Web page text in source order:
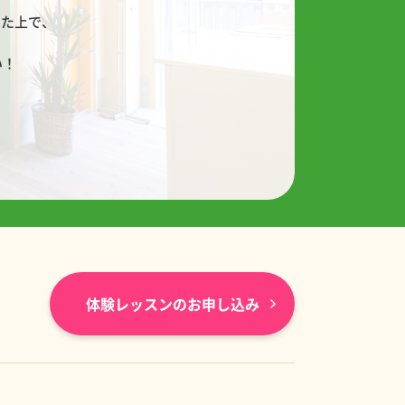
上で、
体験レッスンのお申し込み